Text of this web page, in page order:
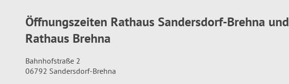
Öffnungszeiten Rathaus Sandersdorf-Brehna und
Rathaus Brehna
Bahnhofstraße 2
06792 Sandersdorf-Brehna